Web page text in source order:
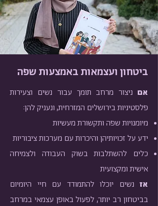
ביטחון ועצמאות באמצעות שפה
אם ניצור מרחב תומך עבור נשים וצעירות
פלסטיניות בירושלים המזרחית, ונעניק להן:
מיומנויות שפה ותקשורת מעשיות
ידע על זכויותיהן והיכרות עם מערכות ציבוריות
כלים להשתלבות בשוק העבודה ולצמיחה
אישית ומקצועית
אז נשים יוכלו להתמודד עם חיי היומיום
בביטחון רב יותר, לפעול באופן עצמאי במרחב